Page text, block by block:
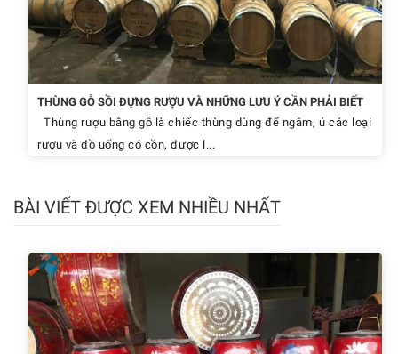
THÙNG GỖ SỒI ĐỰNG RƯỢU VÀ NHỮNG LƯU Ý CẦN PHẢI BIẾT
Thùng rượu bằng gỗ là chiếc thùng dùng để ngâm, ủ các loại
rượu và đồ uống có cồn, được l...
BÀI VIẾT ĐƯỢC XEM NHIỀU NHẤT